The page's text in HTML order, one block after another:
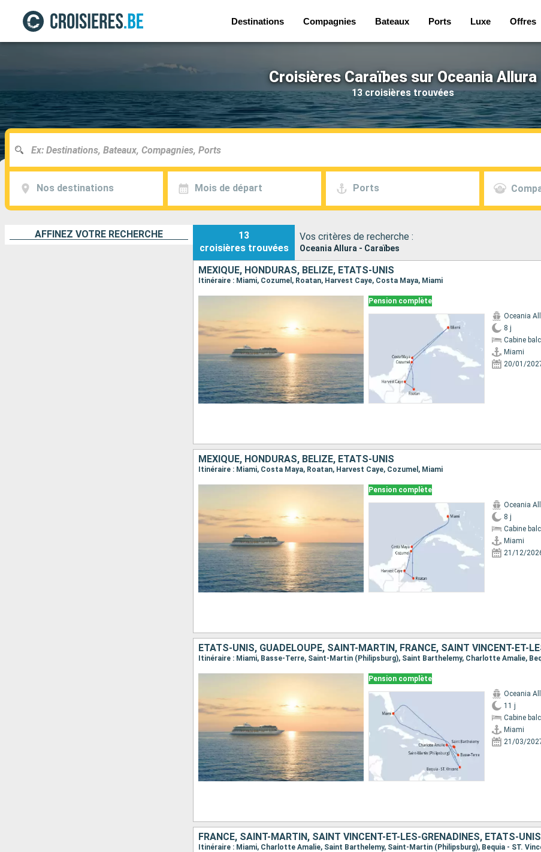
Destinations Compagnies Bateaux Ports Luxe Offres
Croisières Caraïbes sur Oceania Allura
13 croisières trouvées
Nos destinations Mois de départ Ports
AFFINEZ VOTRE RECHERCHE
13
croisières trouvées
Vos critères de recherche :
Oceania Allura - Caraïbes
MEXIQUE, HONDURAS, BELIZE, ÉTATS-UNIS
Itinéraire : Miami, Cozumel, Roatan, Harvest Caye, Costa Maya, Miami
Pension complète
Oceania
8 j
Cabine
Miami
20/01/
MEXIQUE, HONDURAS, BELIZE, ÉTATS-UNIS
Itinéraire : Miami, Costa Maya, Roatan, Harvest Caye, Cozumel, Miami
Pension complète
Oceania
8 j
Cabine
Miami
21/12/
Pension complète
Oceania
11 j
Cabine
Miami
21/03/
FRANCE, SAINT-MARTIN, SAINT VINCENT-ET-LES-GRENADINES, ÉTATS-UNIS
Itinéraire : Miami, Charlotte Amalie, Saint Barthelemy, Saint-Martin (Philipsburg), Bequia - ST.